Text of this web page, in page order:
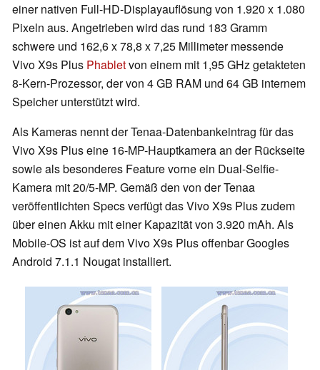
einer nativen Full-HD-Displayauflösung von 1.920 x 1.080
Pixeln aus. Angetrieben wird das rund 183 Gramm
schwere und 162,6 x 78,8 x 7,25 Millimeter messende
Vivo X9s Plus Phabletvon einem mit 1,95 GHz getakteten
8-Kern-Prozessor, der von 4 GB RAM und 64 GB internem
Speicher unterstützt wird.
Als Kameras nennt der Tenaa-Datenbankeintrag für das
Vivo X9s Plus eine 16-MP-Hauptkamera an der Rückseite
sowie als besonderes Feature vorne ein Dual-Selfie-
Kamera mit 20/5-MP. Gemäß den von der Tenaa
veröffentlichten Specs verfügt das Vivo X9s Plus zudem
über einen Akku mit einer Kapazität von 3.920 mAh. Als
Mobile-OS ist auf dem Vivo X9s Plus offenbar Googles
Android 7.1.1 Nougat installiert.